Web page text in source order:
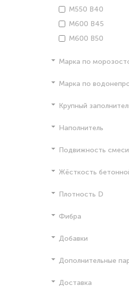
М550 В40
М600 В45
М600 В50
Марка по
Марка по
Крупный
Наполнитель
Подвижность смеси
Жёсткость
Плотность D
Фибра
Добавки
Дополнительные
Доставка